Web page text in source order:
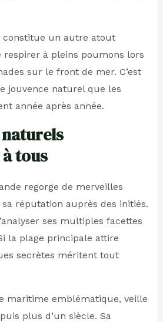
constitue un autre atout
respirer à pleins poumons lors
sur le front de mer. C’est
jouvence naturel que les
année après année.
tous
regorge de merveilles
réputation auprès des initiés.
ses multiples facettes
la plage principale attire
secrètes méritent tout
maritime emblématique, veille
plus d’un siècle. Sa